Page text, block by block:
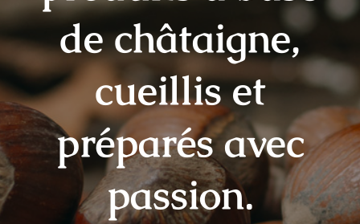
de châtaigne,
cueillis et
préparés avec
passion.